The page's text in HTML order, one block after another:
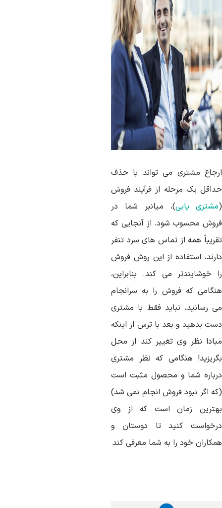
مشتری می تواند با حذف
یک مرحله از فرآیند فروش
مشتری یابی)، میانبر شما در
محسوب شود. از آنجایی که
همه از تماس های سرد تنفر
استفاده از این روش فروش
خوشایندتر می کند. بنابراین،
که فروش را به سرانجام
رسانید، نباید فقط با مشتری
بدهید و بعد با ترس از اینکه
نظر وی تغییر کند از محل
هنگامی که نظر مشتری
شما و محصول مثبت است
اگر نبود فروش انجام نمی شد)
زمان است که از وی
کنید تا دوستان و
خود را به شما معرفی کند